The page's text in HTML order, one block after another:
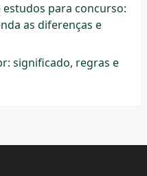
para concurso:
as diferenças e
significado, regras e